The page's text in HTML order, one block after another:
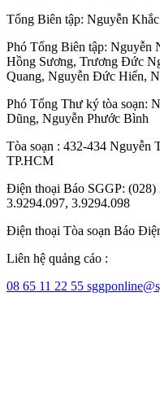
Tổng Biên tập: Nguyễn
Phó Tổng Biên tập: Nguyễn
Hồng Sương, Trương Đức
Quang, Nguyễn Đức Hiển,
Phó Tổng Thư ký tòa soạn:
Dũng, Nguyễn Phước Bình
Tòa soạn : 432-434 Nguyễn
TP.HCM
Điện thoại Báo SGGP: (028)
3.9294.097, 3.9294.098
Điện thoại Tòa soạn Báo
Liên hệ quảng cáo :
08 65 11 22 55